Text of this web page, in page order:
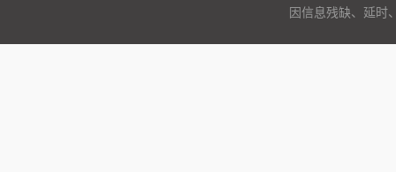
因信息残缺、延时